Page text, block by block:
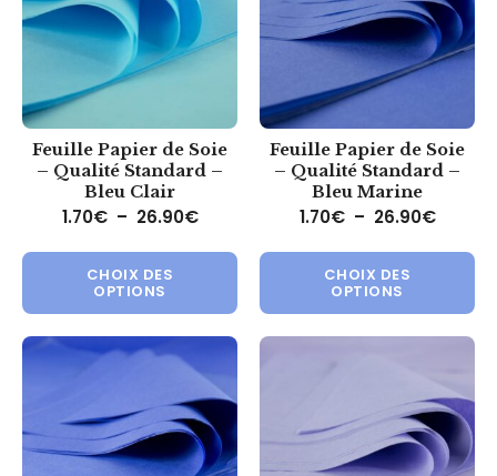
Feuille Papier de Soie
– Qualité Standard –
Bleu Clair
1.70€ – 26.90€Plage de prix : 1.70€ à 26.90€
CHOIX DES
OPTIONS
Ce produit a plusieurs
Feuille Papier de Soie
– Qualité Standard –
Bleu Marine
1.70€ – 26.90€Plage
CHOIX DES
OPTIONS